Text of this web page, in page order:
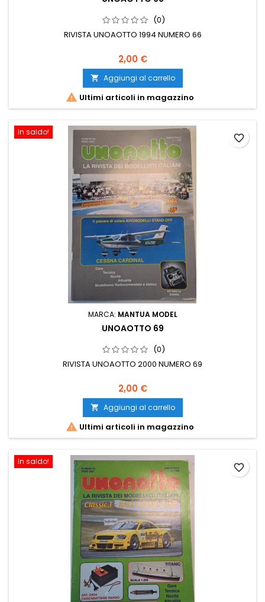
(0)
RIVISTA UNOAOTTO 1994 NUMERO 66
2,00 €
 Aggiungi al carrello
 Ultimi articoli in magazzino
In saldo!
MARCA: MANTUA MODEL
UNOAOTTO 69
(0)
RIVISTA UNOAOTTO 2000 NUMERO 69
2,00 €
 Aggiungi al carrello
 Ultimi articoli in magazzino
favorite_border
In saldo!
favorite_border